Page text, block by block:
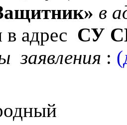
в
в адрес СУ
заявления :